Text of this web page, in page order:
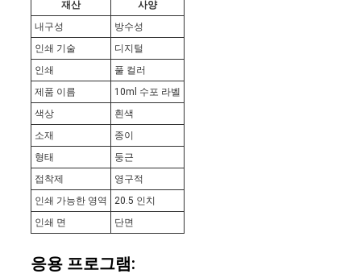
재산
사양
내구성
방수성
인쇄 기술
디지털
인쇄
풀 컬러
제품 이름
10ml 수포 라벨
색상
흰색
소재
종이
형태
둥근
접착제
영구적
인쇄 가능한 영역
20.5 인치
인쇄 면
단면
응용 프로그램: